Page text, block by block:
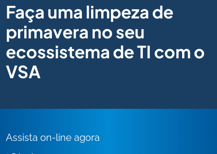
Faça uma limpeza de
primavera no seu
ecossistema de TI com o
VSA
Assista on-line agora